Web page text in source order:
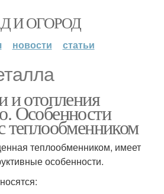
И ОГОРОД
новости статьи
и отопления
Особенности
теплообменником
теплообменником, имеет
особенности.